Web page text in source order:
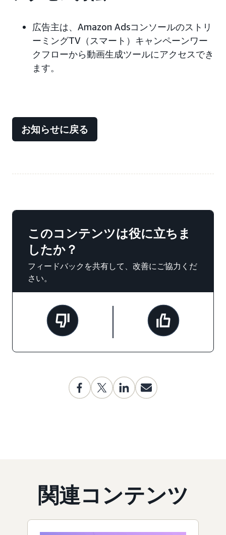
広告主は、Amazon Adsコンソールのストリ
ーミングTV（スマート）キャンペーンワー
クフローから動画生成ツールにアクセスでき
ます。
お知らせに戻る
このコンテンツは役に立ちま
したか？
フィードバックを共有して、改善にご協力くだ
さい。
関連コンテンツ